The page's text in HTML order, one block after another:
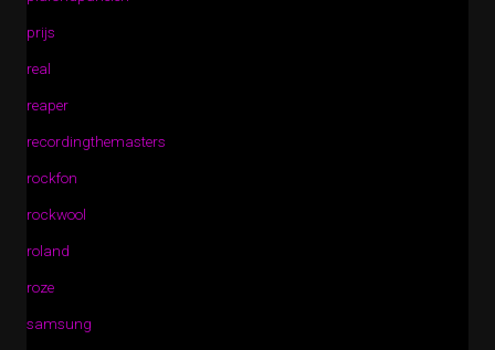
prijs
real
reaper
recordingthemasters
rockfon
rockwool
roland
roze
samsung